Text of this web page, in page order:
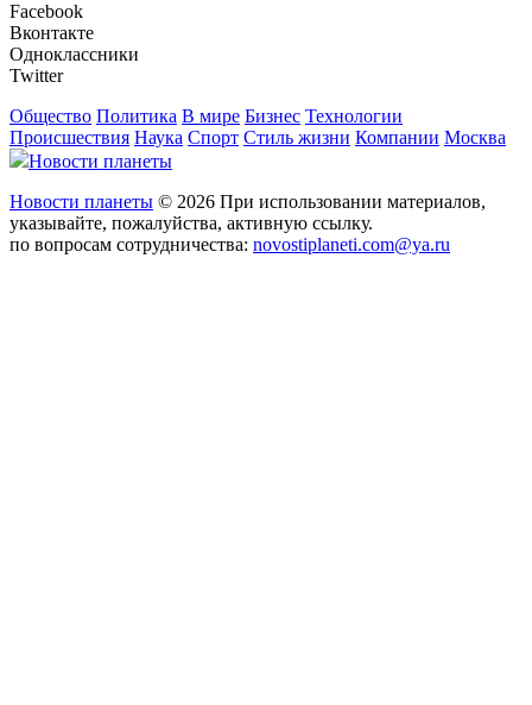
Facebook
Вконтакте
Одноклассники
Twitter
Общество Политика В мире Бизнес Технологии
Происшествия Наука Спорт Стиль жизни Компании Москва
Новости планеты
Новости планеты © 2026 При использовании материалов,
указывайте, пожалуйства, активную ссылку.
по вопросам сотрудничества: novostiplaneti.com@ya.ru